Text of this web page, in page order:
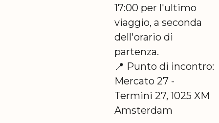
17:00 per l'ultimo
viaggio, a seconda
dell'orario di
partenza.
📍 Punto di incontro:
Mercato 27 -
Termini 27, 1025 XM
Amsterdam